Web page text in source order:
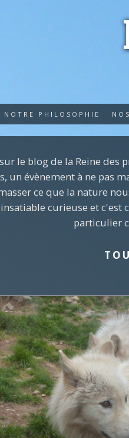
NOTRE PHILOSOPHIE
le blog de la Reine des
un évènement à ne pas
ce que la nature
curieuse et c'est
particulier